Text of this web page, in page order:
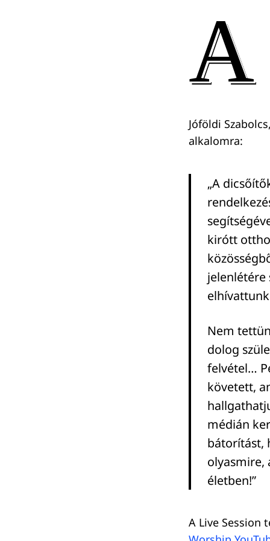
A
Jóföldi
alkalomra:
„A
kirótt
jelenlétére
Nem
dolog
felvétel…
követett,
médián
bátorítást,
olyasmire,
életben!”
A Live Session